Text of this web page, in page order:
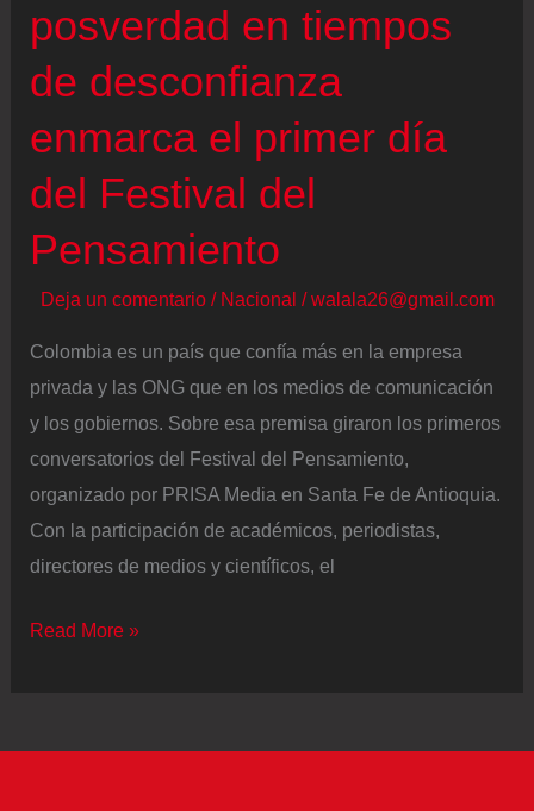
posverdad en tiempos
de desconfianza
enmarca el primer día
del Festival del
Pensamiento
Deja un comentario / Nacional /walala26@gmail.com
Colombia es un país que confía más en la empresa
privada y las ONG que en los medios de comunicación
y los gobiernos. Sobre esa premisa giraron los primeros
conversatorios del Festival del Pensamiento,
organizado por PRISA Media en Santa Fe de Antioquia.
Con la participación de académicos, periodistas,
directores de medios y científicos, el
La
Read More »